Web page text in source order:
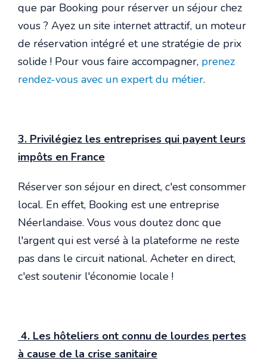
que par Booking pour réserver un séjour chez
vous ? Ayez un site internet attractif, un moteur
de réservation intégré et une stratégie de prix
solide ! Pour vous faire accompagner, prenez
rendez-vous avec un expert du métier.
3. Privilégiez les entreprises qui payent leurs
impôts en France
Réserver son séjour en direct, c'est consommer
local. En effet, Booking est une entreprise
Néerlandaise. Vous vous doutez donc que
l'argent qui est versé à la plateforme ne reste
pas dans le circuit national. Acheter en direct,
c'est soutenir l'économie locale !
4. Les hôteliers ont connu de lourdes pertes
à cause de la crise sanitaire